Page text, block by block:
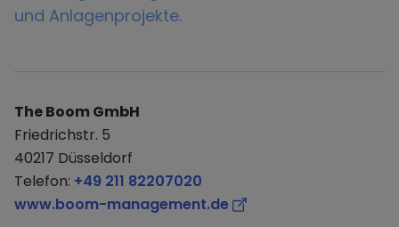
und Anlagenprojekte.
The Boom GmbH
Friedrichstr. 5
40217 Düsseldorf
Telefon: +49 211 82207020
www.boom-management.de